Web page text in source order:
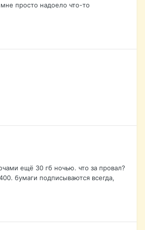
просто надоело что-то
ещё 30 гб ночью. что за провал?
бумаги подписываются всегда,